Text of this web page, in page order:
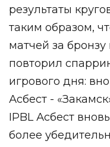
результаты
таким образом,
матчей за
повторил
игрового дня:
Асбест -
IPBL Асбест
более